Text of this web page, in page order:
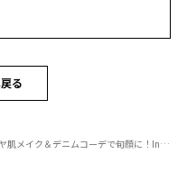
る
ク＆デニムコーデで旬顔に！InRed Icons・丸岡奈央さんの愛用アイテム